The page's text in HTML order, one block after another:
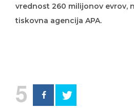
vrednost 260 milijonov evrov,
tiskovna agencija APA.
5